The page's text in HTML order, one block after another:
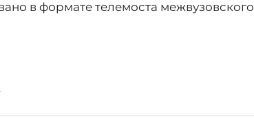
в формате телемоста межвузовского